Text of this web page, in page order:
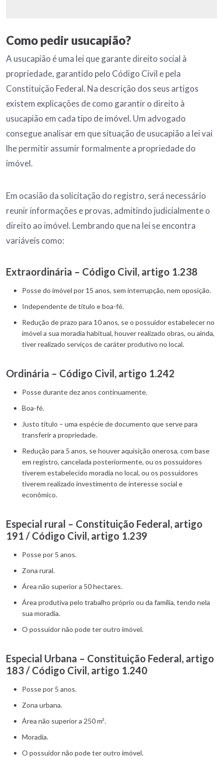
Como pedir usucapião?
A usucapião é uma lei que garante direito social à
propriedade, garantido pelo Código Civil e pela
Constituição Federal. Na descrição dos seus artigos
existem explicações de como garantir o direito à
usucapião em cada tipo de imóvel. Um advogado
consegue analisar em que situação de usucapião a lei vai
lhe permitir assumir formalmente a propriedade do
imóvel.
Em ocasião da solicitação do registro, será necessário
reunir informações e provas, admitindo judicialmente o
direito ao imóvel. Lembrando que na lei se encontra
variáveis como:
Extraordinária – Código Civil, artigo 1.238
Posse do imóvel por 15 anos, sem interrupção, nem oposição.
Independente de título e boa-fé.
Redução de prazo para 10 anos, se o possuidor estabelecer no
imóvel a sua moradia habitual, houver realizado obras, ou ainda,
tiver realizado serviços de caráter produtivo no local.
Ordinária – Código Civil, artigo 1.242
Posse durante dez anos continuamente.
Boa-fé.
Justo título – uma espécie de documento que serve para
transferir a propriedade.
Redução para 5 anos, se houver aquisição onerosa, com base
em registro, cancelada posteriormente, ou os possuidores
tiverem estabelecido moradia no local, ou os possuidores
tiverem realizado investimento de interesse social e
econômico.
Especial rural – Constituição Federal, artigo
191 / Código Civil, artigo 1.239
Posse por 5 anos.
Zona rural.
Área não superior a 50 hectares.
Área produtiva pelo trabalho próprio ou da família, tendo nela
sua moradia.
O possuidor não pode ter outro imóvel.
Especial Urbana – Constituição Federal, artigo
183 / Código Civil, artigo 1.240
Posse por 5 anos.
Zona urbana.
Área não superior a 250 m².
Moradia.
O possuidor não pode ter outro imóvel.